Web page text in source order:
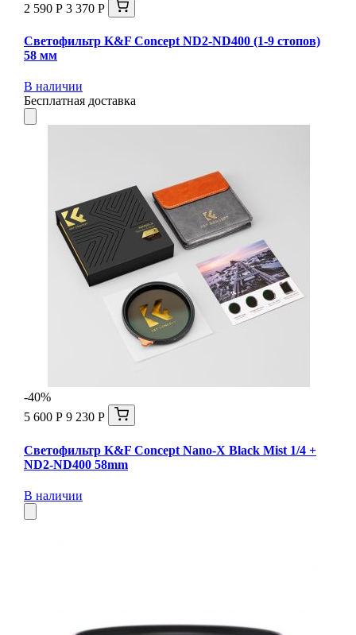
2 590 Р 3 370 Р
Светофильтр K&F Concept ND2-ND400 (1-9 стопов)
58 мм
В наличии
Бесплатная доставка
-40%
5 600 Р 9 230 Р
Светофильтр K&F Concept Nano-X Black Mist 1/4 +
ND2-ND400 58mm
В наличии